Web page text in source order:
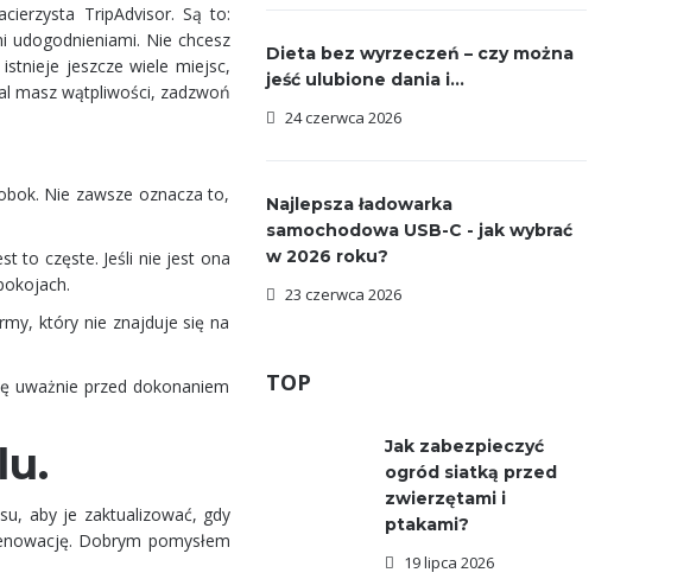
TripAdvisor. Są to:
udogodnieniami. Nie chcesz
jeszcze wiele miejsc,
masz wątpliwości, zadzwoń
Nie zawsze oznacza to,
to częste. Jeśli nie jest ona
który nie znajduje się na
uważnie przed dokonaniem
aby je zaktualizować, gdy
Dobrym pomysłem
Dieta bez wyrzeczeń – czy można
jeść ulubione dania i...
24 czerwca 2026
Najlepsza ładowarka
samochodowa USB-C - jak wybrać
w 2026 roku?
23 czerwca 2026
TOP
Jak zabezpieczyć
ogród siatką przed
zwierzętami i
ptakami?
19 lipca 2026